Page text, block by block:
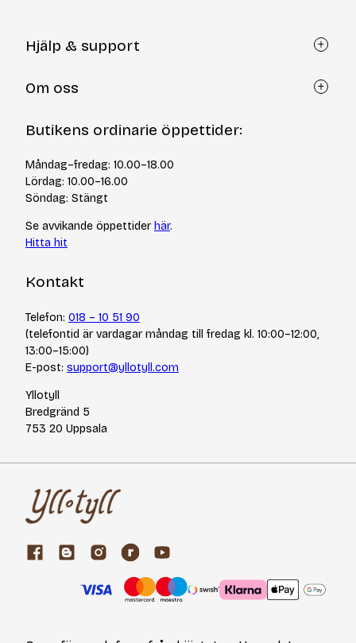
Hjälp & support
Återköp via formulär
Frågor och svar
Cookiepolicy
Integritetspolicy
Om oss
Om Yllotyll
Kurser & events
Tips & tekniker
Varumärken
Jobba hos oss
Butikens ordinarie öppettider:
Måndag–fredag: 10.00–18.00
Lördag: 10.00–16.00
Söndag: Stängt
Se avvikande öppettider här.
Hitta hit
Kontakt
Telefon: 018 – 10 51 90
(telefontid är vardagar måndag till fredag kl. 10:00–12:00,
13:00–15:00)
E-post: support@yllotyll.com
Yllotyll
Bredgränd 5
753 20 Uppsala